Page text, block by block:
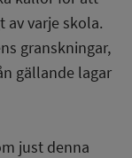
av varje skola.
granskningar,
gällande lagar
just denna